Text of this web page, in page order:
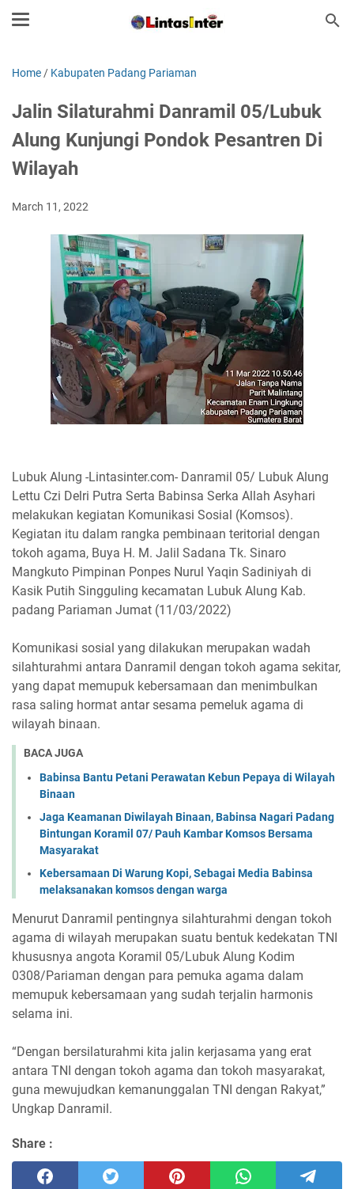
Home / Kabupaten Padang Pariaman
Jalin Silaturahmi Danramil 05/Lubuk
Alung Kunjungi Pondok Pesantren Di
Wilayah
March 11, 2022
Lubuk Alung -Lintasinter.com- Danramil 05/ Lubuk Alung
Lettu Czi Delri Putra Serta Babinsa Serka Allah Asyhari
melakukan kegiatan Komunikasi Sosial (Komsos).
Kegiatan itu dalam rangka pembinaan teritorial dengan
tokoh agama, Buya H. M. Jalil Sadana Tk. Sinaro
Mangkuto Pimpinan Ponpes Nurul Yaqin Sadiniyah di
Kasik Putih Singguling kecamatan Lubuk Alung Kab.
padang Pariaman Jumat (11/03/2022)
Komunikasi sosial yang dilakukan merupakan wadah
silahturahmi antara Danramil dengan tokoh agama sekitar,
yang dapat memupuk kebersamaan dan menimbulkan
rasa saling hormat antar sesama pemeluk agama di
wilayah binaan.
BACA JUGA
Babinsa Bantu Petani Perawatan Kebun Pepaya di Wilayah
Binaan
Jaga Keamanan Diwilayah Binaan, Babinsa Nagari Padang
Bintungan Koramil 07/ Pauh Kambar Komsos Bersama
Masyarakat
Kebersamaan Di Warung Kopi, Sebagai Media Babinsa
melaksanakan komsos dengan warga
Menurut Danramil pentingnya silahturahmi dengan tokoh
agama di wilayah merupakan suatu bentuk kedekatan TNI
khususnya angota Koramil 05/Lubuk Alung Kodim
0308/Pariaman dengan para pemuka agama dalam
memupuk kebersamaan yang sudah terjalin harmonis
selama ini.
“Dengan bersilaturahmi kita jalin kerjasama yang erat
antara TNI dengan tokoh agama dan tokoh masyarakat,
guna mewujudkan kemanunggalan TNI dengan Rakyat,”
Ungkap Danramil.
Share :